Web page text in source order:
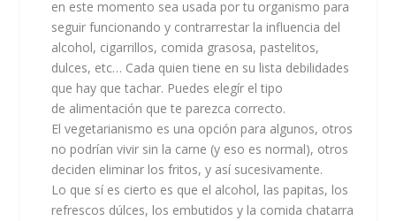
en este momento sea usada por tu organismo para
seguir funcionando y contrarrestar la influencia del
alcohol, cigarrillos, comida grasosa, pastelitos,
dulces, etc… Cada quien tiene en su lista debilidades
que hay que tachar. Puedes elegír el tipo
de alimentación que te parezca correcto.
El vegetarianismo es una opción para algunos, otros
no podrían vivir sin la carne (y eso es normal), otros
deciden eliminar los fritos, y así sucesivamente.
Lo que sí es cierto es que el alcohol, las papitas, los
refrescos dúlces, los embutidos y la comida chatarra